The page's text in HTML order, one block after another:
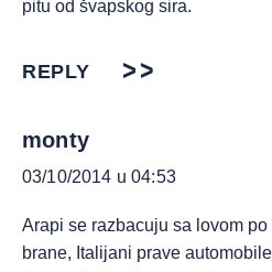
pitu od švapskog sira.
REPLY
monty
03/10/2014 u 04:53
Arapi se razbacuju sa lovom
brane, Italijani prave